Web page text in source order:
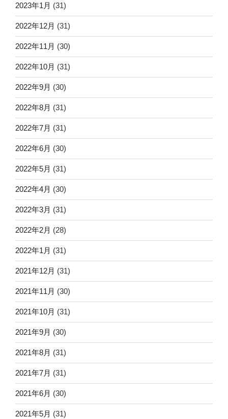
2023年1月 (31)
2022年12月 (31)
2022年11月 (30)
2022年10月 (31)
2022年9月 (30)
2022年8月 (31)
2022年7月 (31)
2022年6月 (30)
2022年5月 (31)
2022年4月 (30)
2022年3月 (31)
2022年2月 (28)
2022年1月 (31)
2021年12月 (31)
2021年11月 (30)
2021年10月 (31)
2021年9月 (30)
2021年8月 (31)
2021年7月 (31)
2021年6月 (30)
2021年5月 (31)